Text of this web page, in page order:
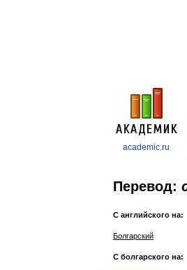
academic.ru
Перевод:
С английского на:
Болгарский
С болгарского на: